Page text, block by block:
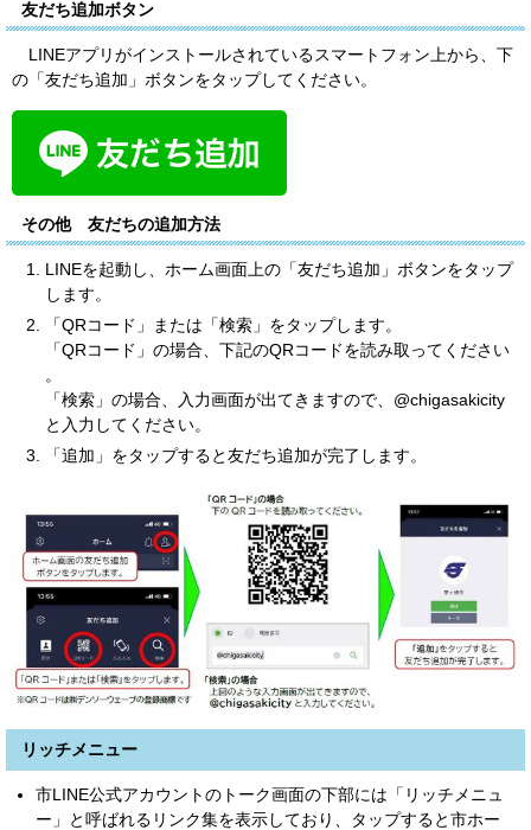
友だち追加ボタン
LINEアプリがインストールされているスマートフォン上から、下
の「友だち追加」ボタンをタップしてください。
その他 友だちの追加方法
LINEを起動し、ホーム画面上の「友だち追加」ボタンをタップ
します。
「QRコード」または「検索」をタップします。
「QRコード」の場合、下記のQRコードを読み取ってください
。
「検索」の場合、入力画面が出てきますので、@chigasakicity
と入力してください。
「追加」をタップすると友だち追加が完了します。
リッチメニュー
市LINE公式アカウントのトーク画面の下部には「リッチメニュ
ー」と呼ばれるリンク集を表示しており、タップすると市ホー